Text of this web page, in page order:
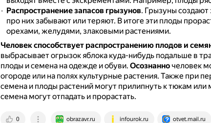
Распространение запасов грызунов. Грызуны создают
про них забывают или теряют. В итоге эти плоды
орехами, желудями, злаковыми растениями.
Человек способствует распространению плодов и
выбрасывает огрызок яблока куда-нибудь подальше в
плоды и семена на одежде и обуви. Осознанночеловек
огороде или на полях культурные растения. Также при
семена и плоды растений могут прилипнуть к тюкам или
семена могут отпадать и прорастать.
0 obrazavr.ru infourok.ru otvet.mail.ru